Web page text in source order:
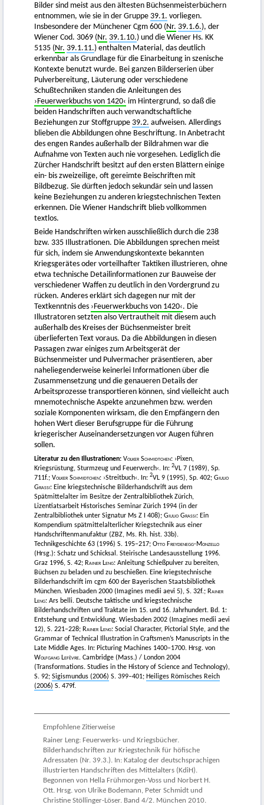
Bilder sind meist aus den ältesten Büchsenmeisterbüchern
entnommen, wie sie in der Gruppe 39.1. vorliegen.
Insbesondere der Münchener Cgm 600 ( Nr. 39.1.6.), der
Wiener Cod. 3069 ( Nr. 39.1.10.) und die Wiener Hs. KK
5135 ( Nr. 39.1.11.) enthalten Material, das deutlich
erkennbar als Grundlage für die Einarbeitung in szenische
Kontexte benutzt wurde. Bei ganzen Bilderserien über
Pulverbereitung, Läuterung oder verschiedene
Schußtechniken standen die Anleitungen des
›Feuerwerkbuchs von 1420‹ im Hintergrund, so daß die
beiden Handschriften auch verwandtschaftliche
Beziehungen zur Stoffgruppe 39.2. aufweisen. Allerdings
blieben die Abbildungen ohne Beschriftung. In Anbetracht
des engen Randes außerhalb der Bildrahmen war die
Aufnahme von Texten auch nie vorgesehen. Lediglich die
Zürcher Handschrift besitzt auf den ersten Blättern einige
ein- bis zweizeilige, oft gereimte Beischriften mit
Bildbezug. Sie dürften jedoch sekundär sein und lassen
keine Beziehungen zu anderen kriegstechnischen Texten
erkennen. Die Wiener Handschrift blieb vollkommen
textlos.
Beide Handschriften wirken ausschließlich durch die 238
bzw. 335 Illustrationen. Die Abbildungen sprechen meist
für sich, indem sie Anwendungskontexte bekannten
Kriegsgerätes oder vorteilhafter Taktiken illustrieren, ohne
etwa technische Detailinformationen zur Bauweise der
verschiedener Waffen zu deutlich in den Vordergrund zu
rücken. Anderes erklärt sich dagegen nur mit der
Textkenntnis des ›Feuerwerkbuchs von 1420‹. Die
Illustratoren setzten also Vertrautheit mit diesem auch
außerhalb des Kreises der Büchsenmeister breit
überlieferten Text voraus. Da die Abbildungen in diesen
Passagen zwar einiges zum Arbeitsgerät der
Büchsenmeister und Pulvermacher präsentieren, aber
naheliegenderweise keinerlei Informationen über die
Zusammensetzung und die genaueren Details der
Arbeitsprozesse transportieren können, sind vielleicht auch
mnemotechnische Aspekte anzunehmen bzw. werden
soziale Komponenten wirksam, die den Empfängern den
hohen Wert dieser Berufsgruppe für die Führung
kriegerischer Auseinandersetzungen vor Augen führen
sollen.
Literatur zu den Illustrationen: Volker Schmidtchen: ›Pixen,
Kriegsrüstung, Sturmzeug und Feuerwerch‹. In: 2VL 7 (1989), Sp.
711f.; Volker Schmidtchen: ›Streitbuch‹. In: 2VL 9 (1995), Sp. 402; Giulio
Grassi: Eine kriegstechnische Bilderhandschrift aus dem
Spätmittelalter im Besitze der Zentralbibliothek Zürich,
Lizentiatsarbeit Historisches Seminar Zürich 1994 (in der
Zentralbibliothek unter Signatur Ms Z I 408); Giulio Grassi: Ein
Kompendium spätmittelalterlicher Kriegstechnik aus einer
Handschriftenmanufaktur (ZBZ, Ms. Rh. hist. 33b).
Technikgeschichte 63 (1996) S. 195–217; Otto Freydenegg-Monzello
(Hrsg.): Schatz und Schicksal. Steirische Landesausstellung 1996.
Graz 1996, S. 42; Rainer Leng: Anleitung Schießpulver zu bereiten,
Büchsen zu beladen und zu beschießen. Eine kriegstechnische
Bilderhandschrift im cgm 600 der Bayerischen Staatsbibliothek
München. Wiesbaden 2000 (Imagines medii aevi 5), S. 32f.; Rainer
Leng: Ars belli. Deutsche taktische und kriegstechnische
Bilderhandschriften und Traktate im 15. und 16. Jahrhundert. Bd. 1:
Entstehung und Entwicklung. Wiesbaden 2002 (Imagines medii aevi
12), S. 221–228; Rainer Leng: Social Character, Pictorial Style, and the
Grammar of Technical Illustration in Craftsmen’s Manuscripts in the
Late Middle Ages. In: Picturing Machines 1400–1700. Hrsg. von
Wolfgang Lefèvre. Cambridge (Mass.) / London 2004
(Transformations. Studies in the History of Science and Technology),
S. 92; Sigismundus (2006) S. 399–401; Heiliges Römisches Reich
(2006) S. 479f.
Empfohlene Zitierweise
Rainer Leng: Feuerwerks- und Kriegsbücher.
Bilderhandschriften zur Kriegstechnik für höfische
Adressaten (Nr. 39.3.). In: Katalog der deutschsprachigen
illustrierten Handschriften des Mittelalters (KdiH).
Begonnen von Hella Frühmorgen-Voss und Norbert H.
Ott. Hrsg. von Ulrike Bodemann, Peter Schmidt und
Christine Stöllinger-Löser. Band 4/2. München 2010.